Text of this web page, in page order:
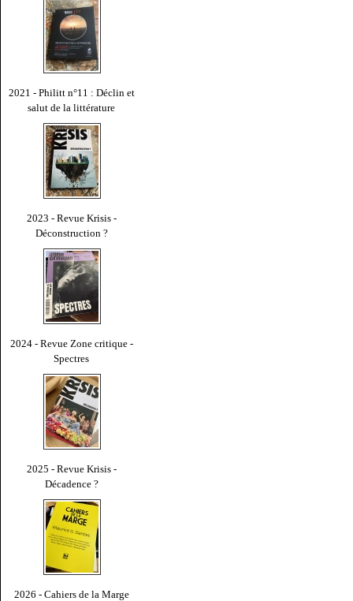
2021 - Philitt n°11 : Déclin et
salut de la littérature
2023 - Revue Krisis -
Déconstruction ?
2024 - Revue Zone critique -
Spectres
2025 - Revue Krisis -
Décadence ?
2026 - Cahiers de la Marge